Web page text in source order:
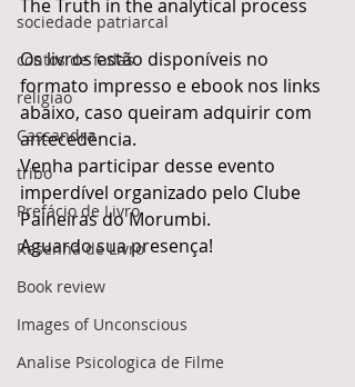
sociedade patriarcal
contos de fadas
religiao
Cassandra
tribo
Prefácio de Livro
Resenha de Livro
Book review
Images of Unconscious
Analise Psicologica de Filme
The Truth in the analytical process
Os livros estão disponíveis no
formato impresso e ebook nos links
abaixo, caso queiram adquirir com
antecedência.
Venha participar desse evento
imperdível organizado pelo Clube
Paineiras do Morumbi.
Aguardo sua presença!